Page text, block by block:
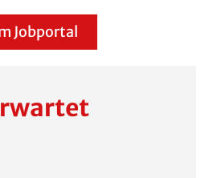
Jobportal